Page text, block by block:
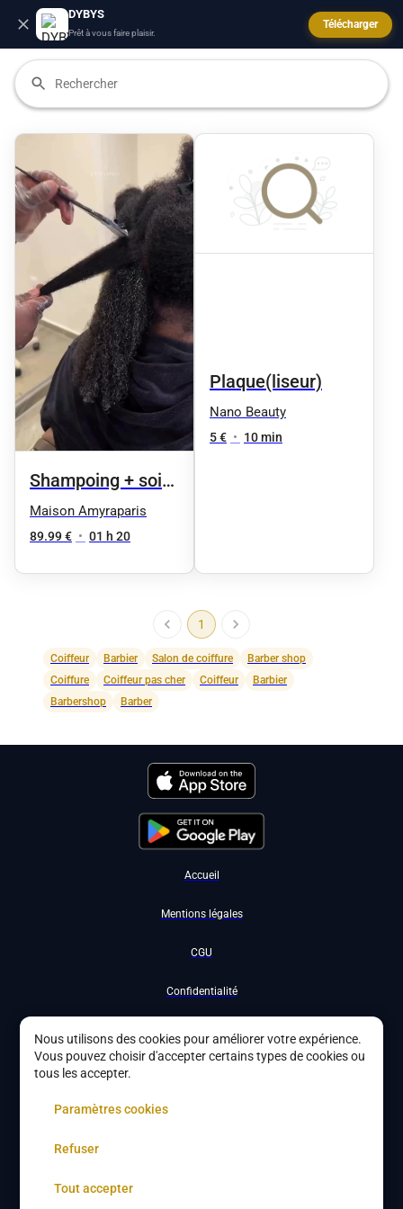
DYBYS
Prêt à vous faire plaisir.
Télécharger
Shampoing + soin
silkpress complet
+ brushing
Maison Amyraparis
89.99 € • 01 h 20
Plaque(liseur)
Nano Beauty
5 € • 10 min
1
Coiffeur Barbier Salon de coiffure
Barber shop
Coiffure
Coiffeur pas cher Coiffeur
Barbier
Barbershop
Barber
Accueil
Mentions légales
CGU
Confidentialité
Nous utilisons des cookies pour améliorer votre expérience.
Vous pouvez choisir d'accepter certains types de cookies ou
tous les accepter.
Paramètres cookies
Refuser
Tout accepter